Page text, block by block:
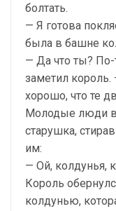
болтать.
— Я готова
была в башне
— Да что ты?
заметил
хорошо, что те
Молодые люди
старушка,
им:
— Ой, колдунья,
Король
колдунью,